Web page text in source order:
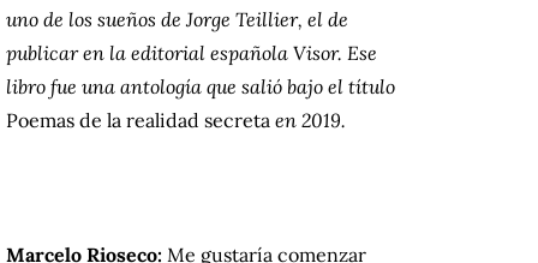
uno de los sueños de Jorge Teillier, el de
publicar en la editorial española Visor. Ese
libro fue una antología que salió bajo el título
Poemas de la realidad secreta en 2019.
Marcelo Rioseco: Me gustaría comenzar